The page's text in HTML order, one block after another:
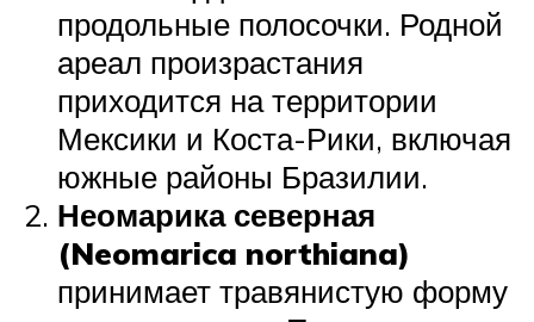
продольные полосочки. Родной
ареал произрастания
приходится на территории
Мексики и Коста-Рики, включая
южные районы Бразилии.
Неомарика северная
(Neomarica northiana)
принимает травянистую форму